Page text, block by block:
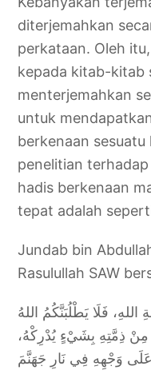
diterjemahkan
perkataan. Oleh
kepada kitab-kitab
menterjemahkan
untuk
berkenaan sesuatu
penelitian
hadis berkenaan
tepat adalah
Jundab bin
Rasulullah SAW
فَلَا يَطْلُبَنَّكُمُ اللهُ
ذِمَّتِهِ بِشَيْءٍ يُدْرِكْهُ،
وَجْهِهِ فِي نَارِ جَهَنَّمَ